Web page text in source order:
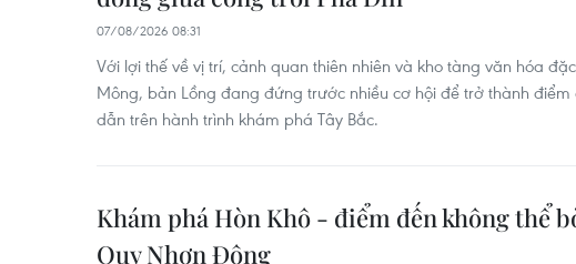
07/08/2026 08:31
Với lợi thế về vị trí, cảnh quan thiên nhiên và kho tàng văn hóa
Mông, bản Lồng đang đứng trước nhiều cơ hội để trở thành
dẫn trên hành trình khám phá Tây Bắc.
Khám phá Hòn Khô - điểm đến không thể
Quy Nhơn Đông